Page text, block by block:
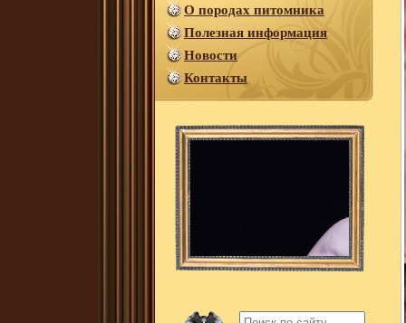
О породах питомника
Полезная информация
Новости
Контакты